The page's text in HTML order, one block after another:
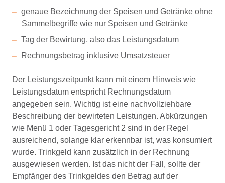
genaue Bezeichnung der Speisen und Getränke ohne
Sammelbegriffe wie nur Speisen und Getränke
Tag der Bewirtung, also das Leistungsdatum
Rechnungsbetrag inklusive Umsatzsteuer
Der Leistungszeitpunkt kann mit einem Hinweis wie
Leistungsdatum entspricht Rechnungsdatum
angegeben sein. Wichtig ist eine nachvollziehbare
Beschreibung der bewirteten Leistungen. Abkürzungen
wie Menü 1 oder Tagesgericht 2 sind in der Regel
ausreichend, solange klar erkennbar ist, was konsumiert
wurde. Trinkgeld kann zusätzlich in der Rechnung
ausgewiesen werden. Ist das nicht der Fall, sollte der
Empfänger des Trinkgeldes den Betrag auf der